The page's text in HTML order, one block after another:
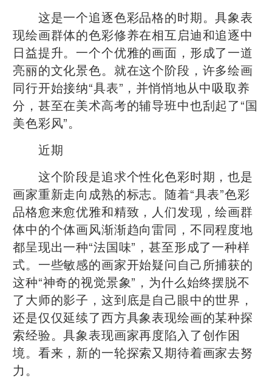
这是一个追逐色彩品格的时期。具象表
现绘画群体的色彩修养在相互启迪和追逐中
日益提升。一个个优雅的画面，形成了一道
亮丽的文化景色。就在这个阶段，许多绘画
同行开始接纳“具表”，并悄悄地从中吸取养
分，甚至在美术高考的辅导班中也刮起了“国
美色彩风”。
近期
这个阶段是追求个性化色彩时期，也是
画家重新走向成熟的标志。随着“具表”色彩
品格愈来愈优雅和精致，人们发现，绘画群
体中的个体画风渐渐趋向雷同，不同程度地
都呈现出一种“法国味”，甚至形成了一种样
式。一些敏感的画家开始疑问自己所捕获的
这种“神奇的视觉景象”，为什么始终摆脱不
了大师的影子，这到底是自己眼中的世界，
还是仅仅延续了西方具象表现绘画的某种探
索经验。具象表现画家再度陷入了创作困
境。看来，新的一轮探索又期待着画家去努
力。